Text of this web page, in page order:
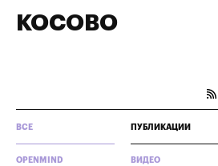
КОСОВО
ВСЕ ПУБЛИКАЦИИ
OPENMIND ВИДЕО